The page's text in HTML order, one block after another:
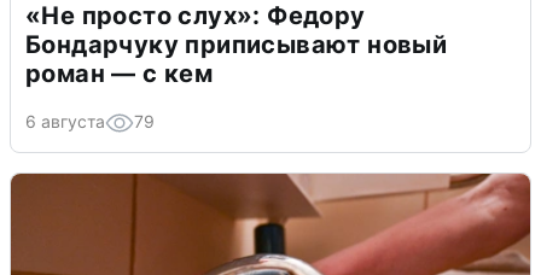
«Не просто слух»: Федору
Бондарчуку приписывают новый
роман — с кем
6 августа 79